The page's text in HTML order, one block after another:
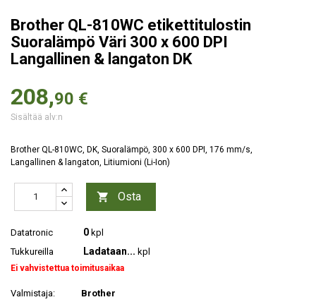
Brother QL-810WC etikettitulostin
Suoralämpö Väri 300 x 600 DPI
Langallinen & langaton DK
208,90 €
Sisältää alv:n
Brother QL-810WC, DK, Suoralämpö, 300 x 600 DPI, 176 mm/s,
Langallinen & langaton, Litiumioni (Li-Ion)
 Osta
Datatronic 0 kpl
Tukkureilla
Ladataan... kpl
Ei vahvistettua toimitusaikaa
Valmistaja:
Brother